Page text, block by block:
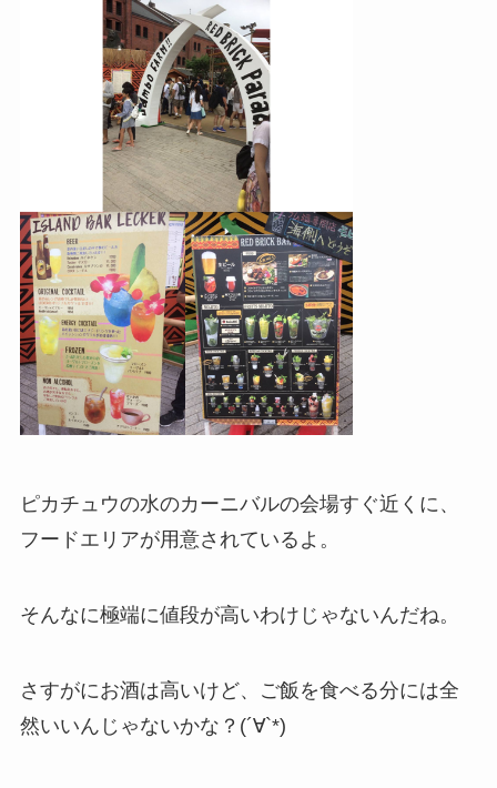
ピカチュウの水のカーニバルの会場すぐ近くに、
フードエリアが用意されているよ。
そんなに極端に値段が高いわけじゃないんだね。
さすがにお酒は高いけど、ご飯を食べる分には全
然いいんじゃないかな？(´∀`*)